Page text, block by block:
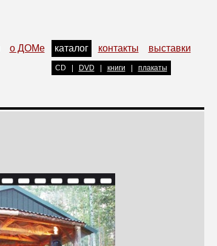
о ДОМе каталог контакты выставки
CD DVD книги плакаты